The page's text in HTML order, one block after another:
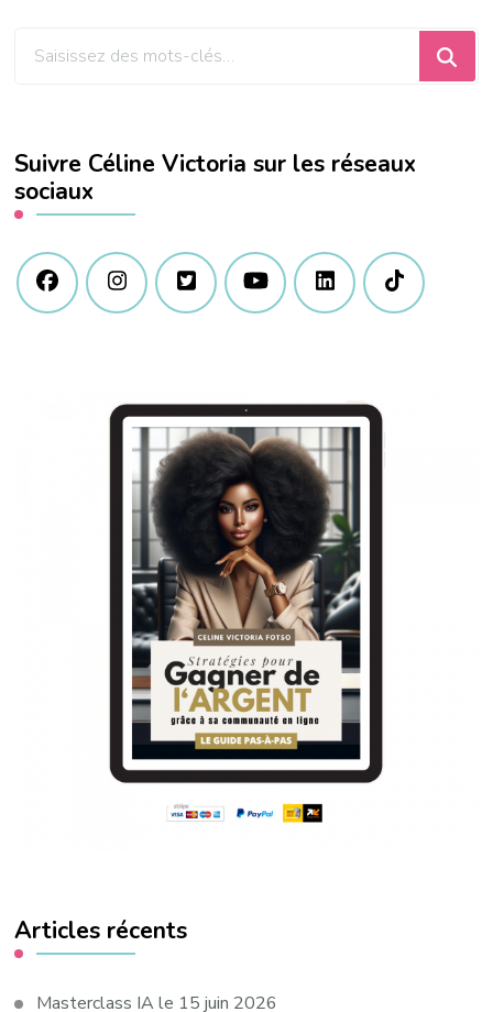
?
Suivre Céline Victoria sur les réseaux
sociaux
Articles récents
Masterclass IA le 15 juin 2026